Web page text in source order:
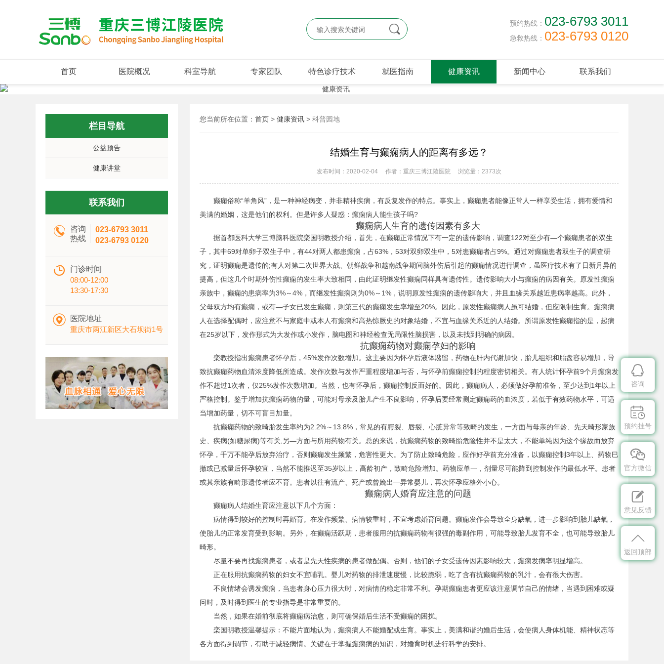
 预约热线： 023-6793 3011
急救热线： 023-6793 0120
首页 医院概况 科室导航 专家团队 特色诊疗技术 就医指南 健康资讯 新闻中心 联系我们
栏目导航
公益预告
健康讲堂
联系我们

咨询
热线
023-6793 3011
023-6793 0120

门诊时间
08:00-12:00
13:30-17:30

医院地址
重庆市两江新区大石坝街1号
您当前所在位置： 首页 > 健康资讯 > 科普园地
结婚生育与癫痫病人的距离有多远？
发布时间：2020-02-04 作者：重庆三博江陵医院 浏览量： 2373次
癫痫俗称“羊角风”，是一种神经病变，并非精神疾病，有反复发作的特点。事实上，癫痫患者能像正常人一样享受生活，拥有爱情和
美满的婚姻，这是他们的权利。但是许多人疑惑：癫痫病人能生孩子吗?
癫痫病人生育的遗传因素有多大
据首都医科大学三博脑科医院栾国明教授介绍，首先，在癫痫正常情况下有一定的遗传影响，调查122对至少有—个癫痫患者的双生
子，其中69对单卵子双生子中，有44对两人都患癫痫，占63%，53对双卵双生中，5对患癫痫者占9%。通过对癫痫患者双生子的调查研
究，证明癫痫是遗传的;有人对第二次世界大战、朝鲜战争和越南战争期间脑外伤后引起的癫痫情况进行调查，虽医疗技术有了日新月异的
提高，但这几个时期外伤性癫痫的发生率大致相同，由此证明继发性癫痫同样具有遗传性。遗传影响大小与癫痫的病因有关。原发性癫痫
亲族中，癫痫的患病率为3%～4%，而继发性癫痫则为0%～1%，说明原发性癫痫的遗传影响大，并且血缘关系越近患病率越高。此外，
父母双方均有癫痫，或有—子女已发生癫痫，则第三代的癫痫发生率增至20%。因此，原发性癫痫病人虽可结婚，但应限制生育。癫痫病
人在选择配偶时，应注意不与家庭中或本人有癫痫和高热惊厥史的对象结婚，不宜与血缘关系近的人结婚。所谓原发性癫痫指的是，起病
在25岁以下，发作形式为大发作或小发作，脑电图和神经检查无局限性脑损害，以及未找到明确的病因。
抗癫痫药物对癫痫孕妇的影响
栾教授指出癫痫患者怀孕后，45%发作次数增加。这主要因为怀孕后液体潴留，药物在肝内代谢加快，胎儿组织和胎盘容易增加，导
致抗癫痫药物血清浓度降低所造成。发作次数与发作严重程度增加与否，与怀孕前癫痫控制的程度密切相关。有人统计怀孕前9个月癫痫发
作不超过1次者，仅25%发作次数增加。当然，也有怀孕后，癫痫控制反而好的。因此，癫痫病人，必须做好孕前准备，至少达到1年以上
严格控制。鉴于增加抗癫痫药物的量，可能对母亲及胎儿产生不良影响，怀孕后要经常测定癫痫药的血浓度，若低于有效药物水平，可适
当增加药量，切不可盲目加量。
抗癫痫药物的致畸胎发生率约为2.2%～13.8%，常见的有腭裂、唇裂、心脏异常等致畸的发生，一方面与母亲的年龄、先天畸形家族
史、疾病(如糖尿病)等有关,另—方面与所用药物有关。总的来说，抗癫痫药物的致畸胎危险性并不是太大，不能单纯因为这个缘故而放弃
怀孕，千万不能孕后放弃治疗，否则癫痫发生频繁，危害性更大。为了防止致畸危险，应作好孕前充分准备，以癫痫控制3年以上、药物巳
撤或已减量后怀孕较宜，当然不能推迟至35岁以上，高龄初产，致畸危险增加。药物应单一，剂量尽可能降到控制发作的最低水平。患者
或其亲族有畸形遗传者应不育。患者以往有流产、死产或曾娩出—异常婴儿，再次怀孕应格外小心。
癫痫病人婚育应注意的问题
癫痫病人结婚生育应注意以下几个方面：
病情得到较好的控制时再婚育。在发作频繁、病情较重时，不宜考虑婚育问题。癫痫发作会导致全身缺氧，进一步影响到胎儿缺氧，
使胎儿的正常发育受到影响。另外，在癫痫活跃期，患者服用的抗癫痫药物有很强的毒副作用，可能导致胎儿发育不全，也可能导致胎儿
畸形。
尽量不要再找癫痫患者，或者是先天性疾病的患者做配偶。否则，他们的子女受遗传因素影响较大，癫痫发病率明显增高。
正在服用抗癫痫药物的妇女不宜哺乳。婴儿对药物的排泄速度慢，比较脆弱，吃了含有抗癫痫药物的乳汁，会有很大伤害。
不良情绪会诱发癫痫，当患者身心压力很大时，对病情的稳定非常不利。孕期癫痫患者更应该注意调节自己的情绪，当遇到困难或疑
问时，及时得到医生的专业指导是非常重要的。
当然，如果在婚前彻底将癫痫病治愈，则可确保婚后生活不受癫痫的困扰。
栾国明教授温馨提示：不能片面地认为，癫痫病人不能婚配或生育。事实上，美满和谐的婚后生活，会使病人身体机能、精神状态等
各方面得到调节，有助于减轻病情。关键在于掌握癫痫病的知识，对婚育时机进行科学的安排。

咨询

预约挂号

官方微信

意见反馈

返回顶部